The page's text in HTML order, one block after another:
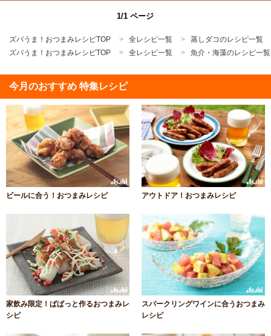
1/1 ページ
ズバうま！おつまみレシピTOP 全レシピ一覧
蒸しダコのレシピ一覧
ズバうま！おつまみレシピTOP
全レシピ一覧 魚介・海藻のレシピ一覧
今月のおすすめ 特集レシピ
ビールに合う！おつまみレシピ アウトドア！おつまみレシピ
家飲み限定！ぱぱっと作るおつまみレ
シピ
スパークリングワインに合うおつまみ
レシピ